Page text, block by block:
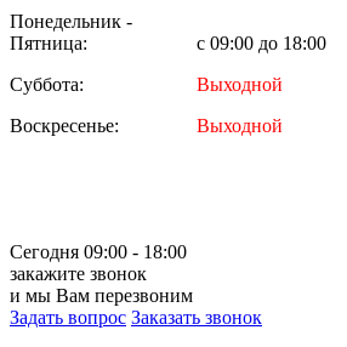
Понедельник -
Пятница:
с 09:00 до 18:00
Суббота:
Выходной
Воскресенье:
Выходной
Сегодня 09:00 - 18:00
закажите звонок
и мы Вам перезвоним
Задать вопрос Заказать звонок